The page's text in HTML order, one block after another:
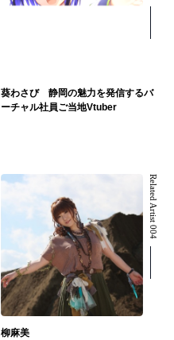
葵わさび 静岡の魅力を発信するバ
ーチャル社員ご当地Vtuber
Related Artist 004
柳麻美